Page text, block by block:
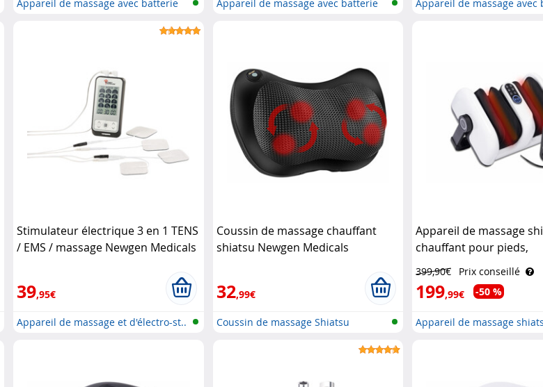
Appareil de massage avec batterie Appareil de massage avec batterie Appareil de massage avec
Stimulateur électrique 3 en 1 TENS
/ EMS / massage Newgen Medicals
39,95€
Appareil de massage et d'électro-st..
Coussin de massage chauffant
shiatsu Newgen Medicals
32,99€
Coussin de massage Shiatsu
Appareil de massage
chauffant pour pieds,
télécommandé
399,90€ Prix conseillé
199,99€ -50 %
Appareil de massage